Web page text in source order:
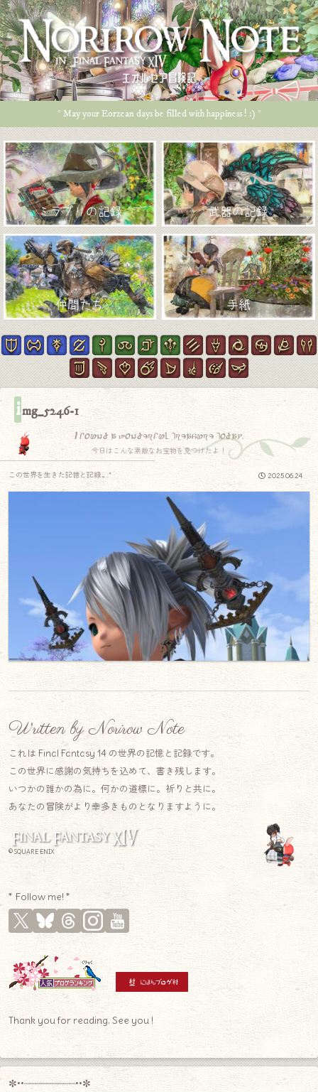
エオルゼア冒険記
* May your Eorzean days be filled with happiness ! :) *
ミラプリの記録 武器の記録
仲間たち 手紙
img_5246-1
I found a wonderful treasure today.
今日はこんな素敵なお宝物を見つけたよ！
2025.06.24
この世界を生きた記憶と記録.｡.:*
Written by Norirow Note
これは Final Fantasy 14 の世界の記憶と記録です。
この世界に感謝の気持ちを込めて、書き残します。
いつかの誰かの為に。何かの道標に。祈りと共に。
あなたの冒険がより幸多きものとなりますように。
© SQUARE ENIX
* Follow me! *
Thank you for reading. See you !
✼••┈┈┈┈┈┈┈┈┈••✼